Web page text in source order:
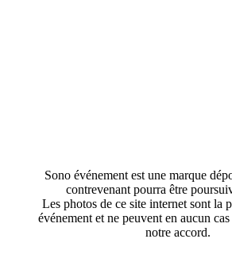
Sono événement est une marque
contrevenant pourra être
Les photos de ce site internet sont la
événement et ne peuvent en aucun
notre accord.